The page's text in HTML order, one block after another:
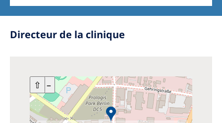
Directeur de la clinique
+ –
⇧